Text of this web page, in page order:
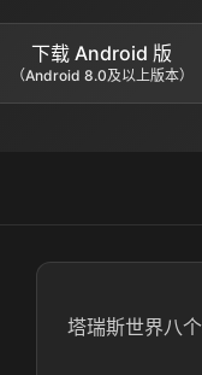
下载 Android 版
（Android 8.0及以上版本）
塔瑞斯世界八